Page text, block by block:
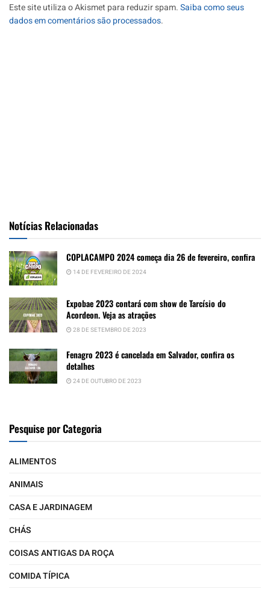
Este site utiliza o Akismet para reduzir spam.Saiba como seus
dados em comentários são processados.
Notícias Relacionadas
COPLACAMPO 2024 começa dia 26 de fevereiro, confira
14 DE FEVEREIRO DE 2024
Expobae 2023 contará com show de Tarcísio do
Acordeon. Veja as atrações
28 DE SETEMBRO DE 2023
Fenagro 2023 é cancelada em Salvador, confira os
detalhes
24 DE OUTUBRO DE 2023
Pesquise por Categoria
ALIMENTOS
ANIMAIS
CASA E JARDINAGEM
CHÁS
COISAS ANTIGAS DA ROÇA
COMIDA TÍPICA